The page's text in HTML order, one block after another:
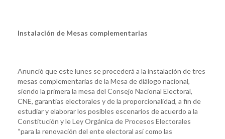
Instalación de Mesas complementarias
Anunció que este lunes se procederá a la instalación de tres
mesas complementarias de la Mesa de diálogo nacional,
siendo la primera la mesa del Consejo Nacional Electoral,
CNE, garantías electorales y de la proporcionalidad, a fin de
estudiar y elaborar los posibles escenarios de acuerdo a la
Constitución y le Ley Orgánica de Procesos Electorales
“para la renovación del ente electoral así como las